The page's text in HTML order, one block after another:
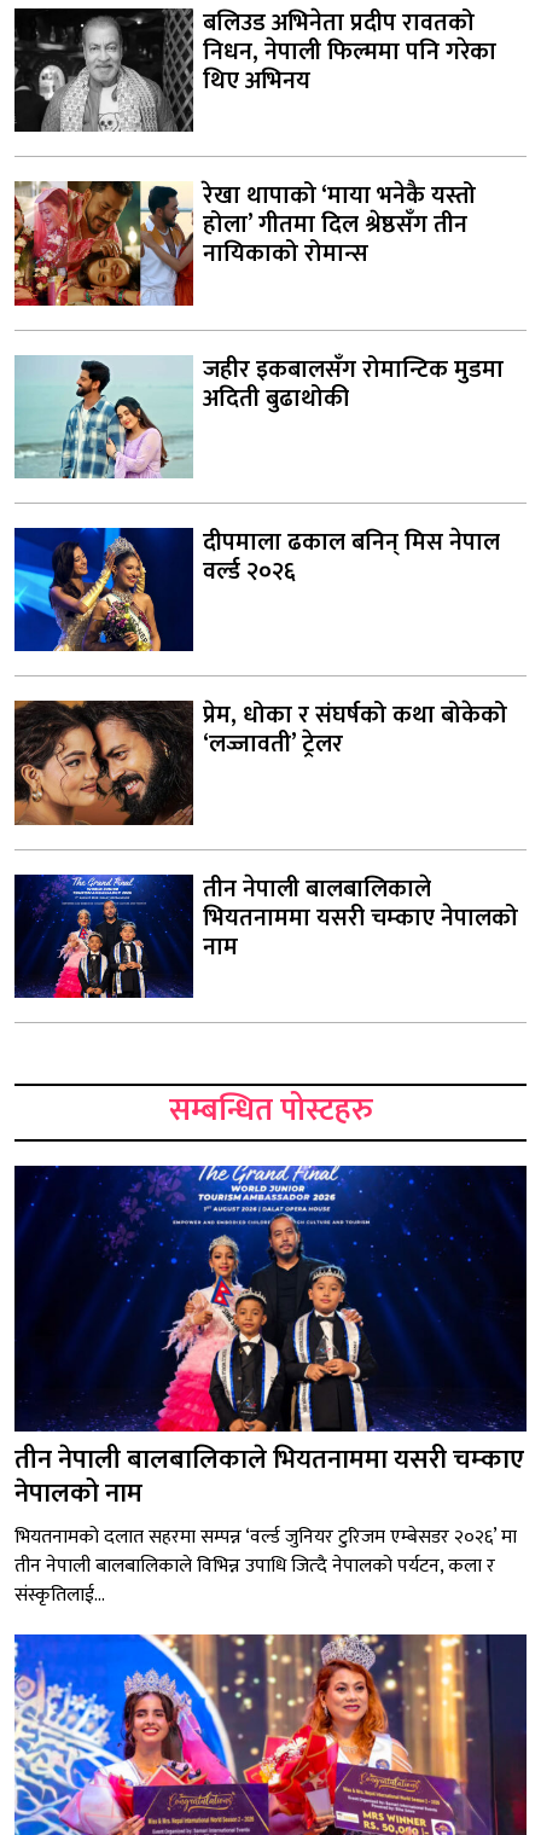
बलिउड अभिनेता प्रदीप रावतको
निधन, नेपाली फिल्ममा पनि गरेका
थिए अभिनय
रेखा थापाको ‘माया भनेकै यस्तो
होला’ गीतमा दिल श्रेष्ठसँग तीन
नायिकाको रोमान्स
जहीर इकबालसँग रोमान्टिक मुडमा
अदिती बुढाथोकी
दीपमाला ढकाल बनिन् मिस नेपाल
वर्ल्ड २०२६
प्रेम, धोका र संघर्षको कथा बोकेको
‘लज्जावती’ ट्रेलर
तीन नेपाली बालबालिकाले
भियतनाममा यसरी चम्काए नेपालको
नाम
सम्बन्धित पोस्टहरु
तीन नेपाली बालबालिकाले भियतनाममा यसरी चम्काए
नेपालको नाम
भियतनामको दलात सहरमा सम्पन्न ‘वर्ल्ड जुनियर टुरिजम एम्बेसडर २०२६’ मा
तीन नेपाली बालबालिकाले विभिन्न उपाधि जित्दै नेपालको पर्यटन, कला र
संस्कृतिलाई...